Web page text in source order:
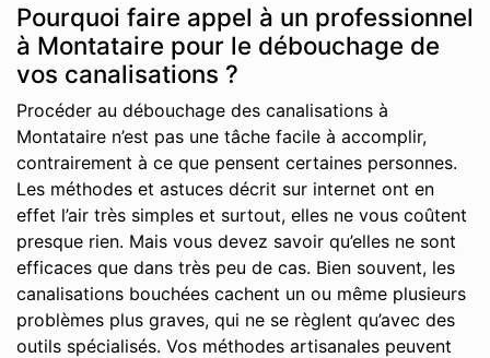
Pourquoi faire appel à un professionnel
à Montataire pour le débouchage de
vos canalisations ?
Procéder au débouchage des canalisations à
Montataire n’est pas une tâche facile à accomplir,
contrairement à ce que pensent certaines personnes.
Les méthodes et astuces décrit sur internet ont en
effet l’air très simples et surtout, elles ne vous coûtent
presque rien. Mais vous devez savoir qu’elles ne sont
efficaces que dans très peu de cas. Bien souvent, les
canalisations bouchées cachent un ou même plusieurs
problèmes plus graves, qui ne se règlent qu’avec des
outils spécialisés. Vos méthodes artisanales peuvent